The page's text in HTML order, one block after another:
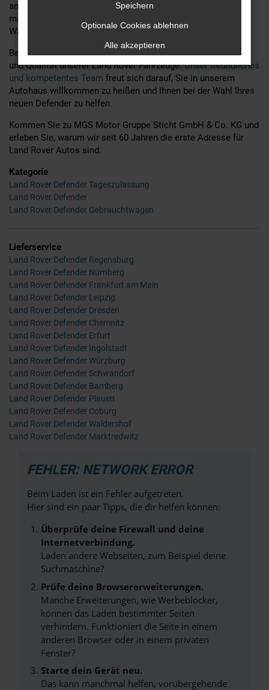
angenehmer zu gestalten. Dazu gehören unter anderem
maßgeschneiderte Finanzierungsangebote, professionelle
Wartungsdienste und attraktive Leasingoptionen.
Besuchen Sie uns noch heute und entdecken Sie die Vielfalt
und Qualität unserer Land Rover Fahrzeuge.Unser freundliches
und kompetentes Team freut sich darauf, Sie in unserem
Autohaus willkommen zu heißen und Ihnen bei der Wahl Ihres
neuen Defender zu helfen.
Kommen Sie zu MGS Motor Gruppe Sticht GmbH & Co. KG und
erleben Sie, warum wir seit 60 Jahren die erste Adresse für
Land Rover Autos sind.
Kategorie
Land Rover Defender Tageszulassung
Land Rover Defender
Land Rover Defender Gebrauchtwagen
Lieferservice
Land Rover Defender Regensburg
Land Rover Defender Nürnberg
Land Rover Defender Frankfurt am Main
Land Rover Defender Leipzig
Land Rover Defender Dresden
Land Rover Defender Chemnitz
Land Rover Defender Erfurt
Land Rover Defender Ingolstadt
Land Rover Defender Würzburg
Land Rover Defender Schwandorf
Land Rover Defender Bamberg
Land Rover Defender Plauen
Land Rover Defender Coburg
Land Rover Defender Waldershof
Land Rover Defender Marktredwitz
FEHLER: NETWORK ERROR
Beim Laden ist ein Fehler aufgetreten.
Hier sind ein paar Tipps, die dir helfen können:
Überprüfe deine Firewall und deine
Internetverbindung.
Laden andere Webseiten, zum Beispiel deine
Suchmaschine?
Prüfe deine Browsererweiterungen.
Manche Erweiterungen, wie Werbeblocker,
können das Laden bestimmter Seiten
verhindern. Funktioniert die Seite in einem
anderen Browser oder in einem privaten
Fenster?
Starte dein Gerät neu.
Das kann manchmal helfen, vorübergehende
Speichern
Optionale Cookies ablehnen
Alle akzeptieren